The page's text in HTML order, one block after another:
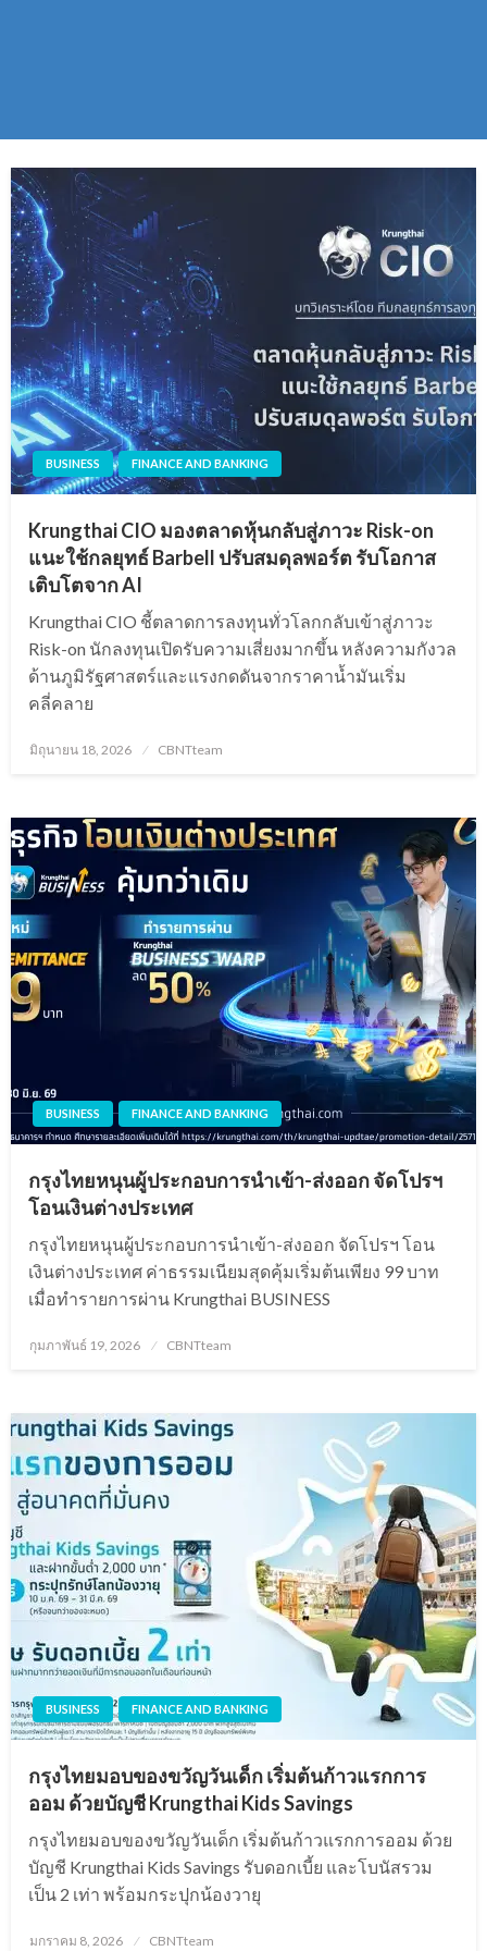
BUSINESS FINANCE AND BANKING
Krungthai CIO มองตลาดหุ้นกลับสู่ภาวะ Risk-on
แนะใช้กลยุทธ์ Barbell ปรับสมดุลพอร์ต รับโอกาส
เติบโตจาก AI
Krungthai CIO ชี้ตลาดการลงทุนทั่วโลกกลับเข้าสู่ภาวะ
Risk-on นักลงทุนเปิดรับความเสี่ยงมากขึ้น หลังความกังวล
ด้านภูมิรัฐศาสตร์และแรงกดดันจากราคาน้ำมันเริ่ม
คลี่คลาย
Posted
on
มิถุนายน 18, 2026 CBNTteam
BUSINESS FINANCE AND BANKING
กรุงไทยหนุนผู้ประกอบการนำเข้า-ส่งออก จัดโปรฯ
โอนเงินต่างประเทศ
กรุงไทยหนุนผู้ประกอบการนำเข้า-ส่งออก จัดโปรฯ โอน
เงินต่างประเทศ ค่าธรรมเนียมสุดคุ้มเริ่มต้นเพียง 99 บาท
เมื่อทำรายการผ่าน Krungthai BUSINESS
Posted
กุมภาพันธ์ 19, 2026 CBNTteam
BUSINESS FINANCE AND BANKING
กรุงไทยมอบของขวัญวันเด็ก เริ่มต้นก้าวแรกการ
ออม ด้วยบัญชี Krungthai Kids Savings
กรุงไทยมอบของขวัญวันเด็ก เริ่มต้นก้าวแรกการออม ด้วย
บัญชี Krungthai Kids Savings รับดอกเบี้ย และโบนัสรวม
เป็น 2 เท่า พร้อมกระปุกน้องวายุ
Posted
มกราคม 8, 2026 CBNTteam